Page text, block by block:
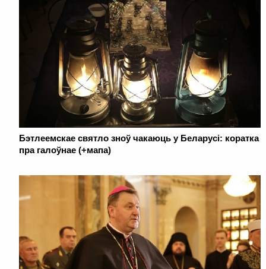
Бэтлеемскае святло зноў чакаюць у Беларусі: коратка
пра галоўнае (+мапа)